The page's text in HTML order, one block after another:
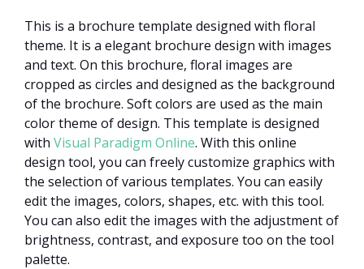
This is a brochure template designed with floral
theme. It is a elegant brochure design with images
and text. On this brochure, floral images are
cropped as circles and designed as the background
of the brochure. Soft colors are used as the main
color theme of design. This template is designed
with Visual Paradigm Online. With this online
design tool, you can freely customize graphics with
the selection of various templates. You can easily
edit the images, colors, shapes, etc. with this tool.
You can also edit the images with the adjustment of
brightness, contrast, and exposure too on the tool
palette.